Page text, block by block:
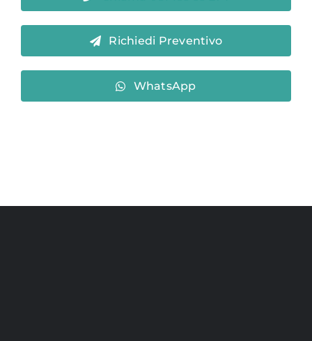
Richiedi Preventivo
WhatsApp